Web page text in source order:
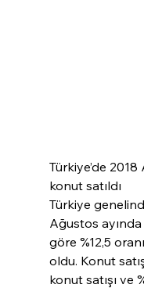
Türkiye’de
konut satıldı
Türkiye
Ağustos ayında
göre %12,5
oldu. Konut
konut satışı ve